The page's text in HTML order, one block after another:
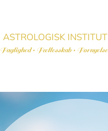
ASTROLOGISK INSTITUT
Faglighed • Fællesskab • Fornyelse